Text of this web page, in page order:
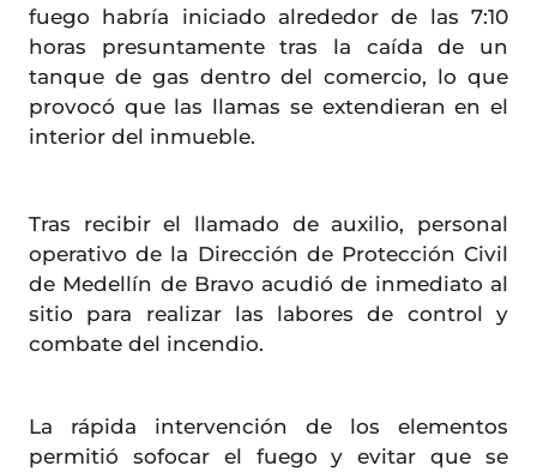
fuego habría iniciado alrededor de las 7:10
horas presuntamente tras la caída de un
tanque de gas dentro del comercio, lo que
provocó que las llamas se extendieran en el
interior del inmueble.
Tras recibir el llamado de auxilio, personal
operativo de la Dirección de Protección Civil
de Medellín de Bravo acudió de inmediato al
sitio para realizar las labores de control y
combate del incendio.
La rápida intervención de los elementos
permitió sofocar el fuego y evitar que se